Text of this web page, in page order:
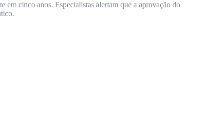
em cinco anos. Especialistas alertam que a aprovação do